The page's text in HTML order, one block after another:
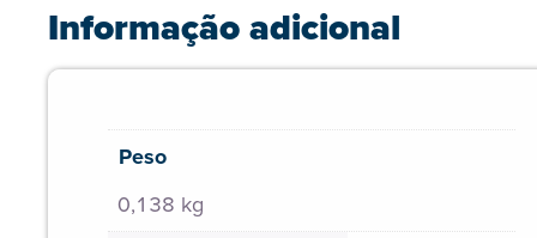
Informação adicional
Peso
0,138 kg